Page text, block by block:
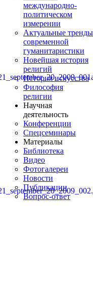
международно-
политическом
измерении
Актуальные тренды
современной
гуманитаристики
Новейшая история
религий
История искусства
Философия
религии
Научная
деятельность
Конференции
Спецсеминары
Материалы
Библиотека
Видео
Фотогалереи
Новости
Публикации
Вопрос-ответ